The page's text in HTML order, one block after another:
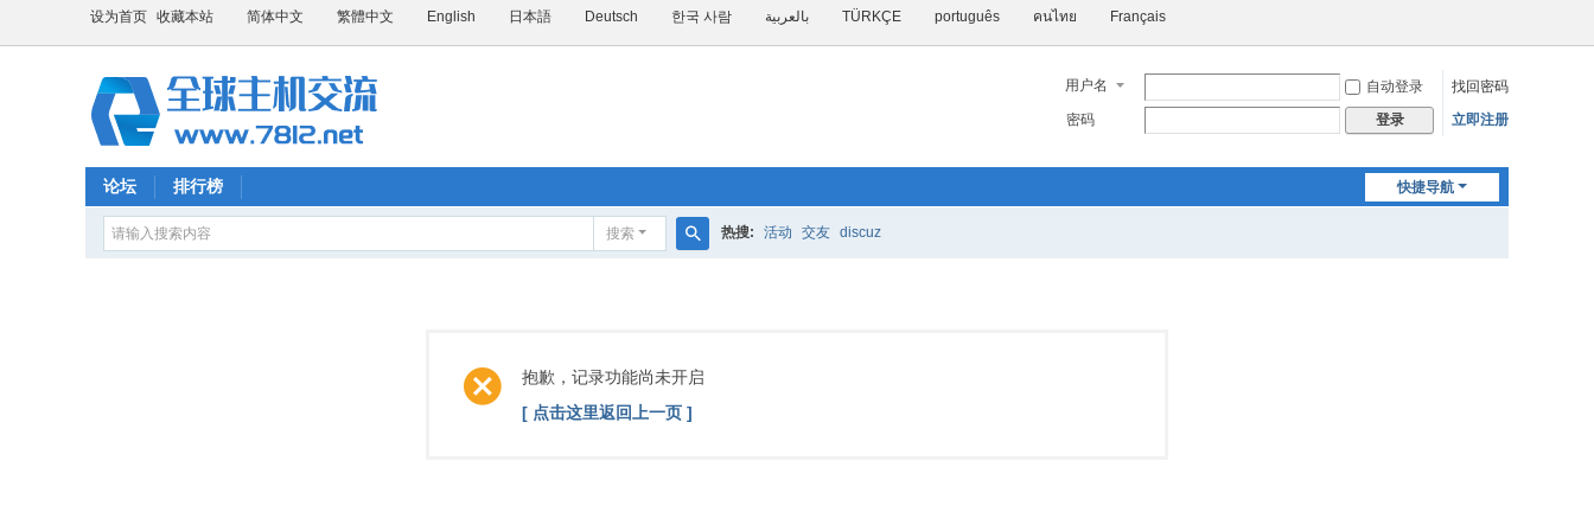
设为首页 收藏本站 简体中文 繁體中文 English 日本語 Deutsch 한국 사람 بالعربية TÜRKÇE português คนไทย Français
用户名 自动登录
找回密码
密码
登录 立即注册
快捷导航
论坛 排行榜
搜索 热搜: 活动 交友 discuz
抱歉，记录功能尚未开启
[ 点击这里返回上一页 ]